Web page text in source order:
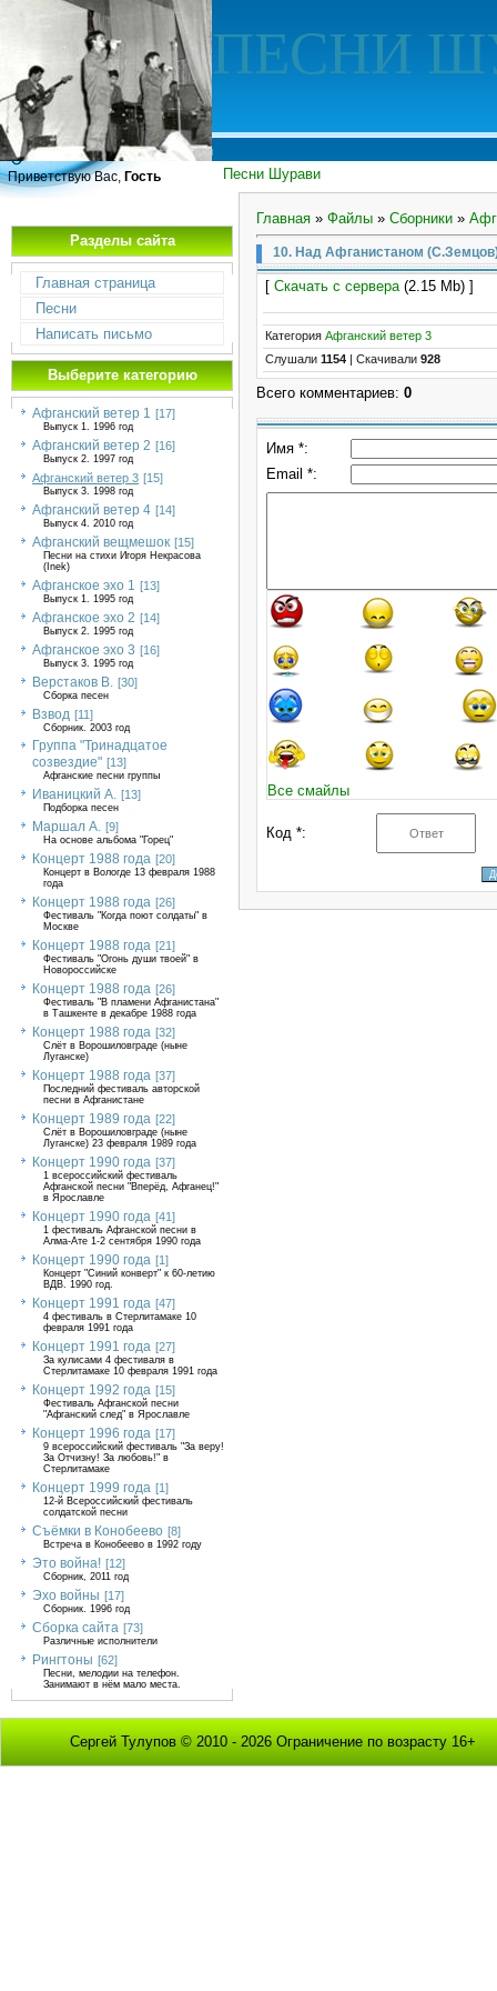
ПЕСНИ
Песни Шурави
Приветствую Вас, Гость
Разделы сайта
Главная страница
Песни
Написать письмо
Выберите категорию
Афганский ветер 1 [17]
Выпуск 1. 1996 год
Афганский ветер 2 [16]
Выпуск 2. 1997 год
Афганский ветер 3 [15]
Выпуск 3. 1998 год
Афганский ветер 4 [14]
Выпуск 4. 2010 год
Афганский вещмешок [15]
Песни на стихи Игоря Некрасова
(Inek)
Афганское эхо 1 [13]
Выпуск 1. 1995 год
Афганское эхо 2 [14]
Выпуск 2. 1995 год
Афганское эхо 3 [16]
Выпуск 3. 1995 год
Верстаков В. [30]
Сборка песен
Взвод [11]
Сборник. 2003 год
Группа "Тринадцатое
созвездие" [13]
Афганские песни группы
Иваницкий А. [13]
Подборка песен
Маршал А. [9]
На основе альбома "Горец"
Концерт 1988 года [20]
Концерт в Вологде 13 февраля 1988
года
Концерт 1988 года [26]
Фестиваль "Когда поют солдаты" в
Москве
Концерт 1988 года [21]
Фестиваль "Огонь души твоей" в
Новороссийске
Концерт 1988 года [26]
Фестиваль "В пламени Афганистана"
в Ташкенте в декабре 1988 года
Концерт 1988 года [32]
Слёт в Ворошиловграде (ныне
Луганске)
Концерт 1988 года [37]
Последний фестиваль авторской
песни в Афганистане
Концерт 1989 года [22]
Слёт в Ворошиловграде (ныне
Луганске) 23 февраля 1989 года
Концерт 1990 года [37]
1 всероссийский фестиваль
Афганской песни "Вперёд, Афганец!"
в Ярославле
Концерт 1990 года [41]
1 фестиваль Афганской песни в
Алма-Ате 1-2 сентября 1990 года
Концерт 1990 года [1]
Концерт "Синий конверт" к 60-летию
ВДВ. 1990 год.
Концерт 1991 года [47]
4 фестиваль в Стерлитамаке 10
февраля 1991 года
Концерт 1991 года [27]
За кулисами 4 фестиваля в
Стерлитамаке 10 февраля 1991 года
Концерт 1992 года [15]
Фестиваль Афганской песни
"Афганский след" в Ярославле
Концерт 1996 года [17]
9 всероссийский фестиваль "За веру!
За Отчизну! За любовь!" в
Стерлитамаке
Концерт 1999 года [1]
12-й Всероссийский фестиваль
солдатской песни
Съёмки в Конобеево [8]
Встреча в Конобеево в 1992 году
Это война! [12]
Сборник, 2011 год
Эхо войны [17]
Сборник. 1996 год
Сборка сайта [73]
Различные исполнители
Рингтоны [62]
Песни, мелодии на телефон.
Занимают в нём мало места.
Главная » Файлы » Сборники »
10. Над Афганистаном
[ Скачать с сервера(2.15 Mb) ]
Категория Афганский ветер 3
Слушали 1154 Скачивали 928
Всего комментариев: 0
Имя *:
Email *:
Все смайлы
Код *:
Сергей Тулупов © 2010 - 2026 Ограничение по возрасту 16+